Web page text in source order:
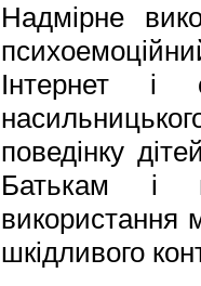
Надмірне
Інтернет і
поведінку
Батькам і
використання
шкідливого